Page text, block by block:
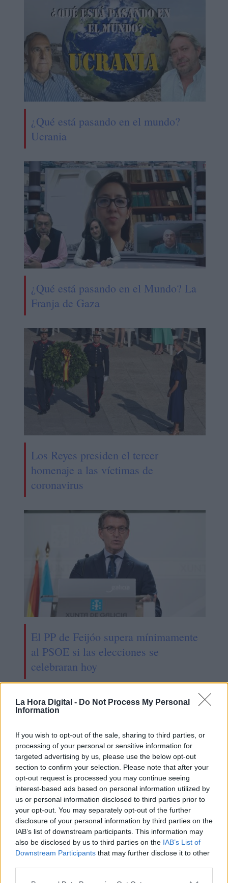
La Hora Digital - Do Not Process My Personal
Information
If you wish to opt-out of the sale, sharing to third parties, or
processing of your personal or sensitive information for
targeted advertising by us, please use the below opt-out
section to confirm your selection. Please note that after your
opt-out request is processed you may continue seeing
interest-based ads based on personal information utilized by
us or personal information disclosed to third parties prior to
your opt-out. You may separately opt-out of the further
disclosure of your personal information by third parties on the
IAB’s list of downstream participants. This information may
also be disclosed by us to third parties on the IAB’s List of
Downstream Participants that may further disclose it to other
¿Qué está pasando en el mundo?
Ucrania
¿Qué está pasando en el Mundo? La
Franja de Gaza
Los Reyes presiden el tercer
homenaje a las víctimas de
coronavirus
El PP de Feijóo supera mínimamente
al PSOE si las elecciones se
celebraran hoy
La OMS informa de más de 420
casos de hepatitis aguda en niños